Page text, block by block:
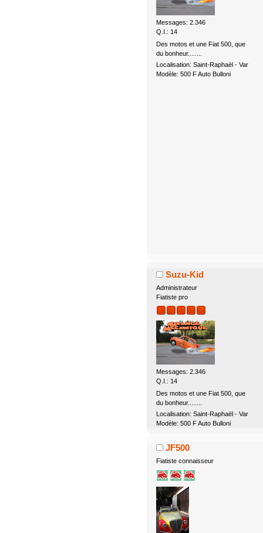
Messages: 2.346
Q.I.: 14
Des motos et une Fiat 500, que
du bonheur........
Localisation: Saint-Raphaël - Var
Modèle: 500 F Auto Bulloni
Suzu-Kid
Administrateur
Fiatiste pro
Messages: 2.346
Q.I.: 14
Des motos et une Fiat 500, que
du bonheur........
Localisation: Saint-Raphaël - Var
Modèle: 500 F Auto Bulloni
JF500
Fiatiste connaisseur